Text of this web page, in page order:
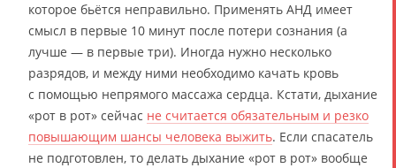
которое бьётся неправильно. Применять АНД имеет
смысл в первые 10 минут после потери сознания (а
лучше — в первые три). Иногда нужно несколько
разрядов, и между ними необходимо качать кровь
с помощью непрямого массажа сердца. Кстати, дыхание
«рот в рот» сейчас не считается обязательным и резко
повышающим шансы человека выжить. Если спасатель
не подготовлен, то делать дыхание «рот в рот» вообще